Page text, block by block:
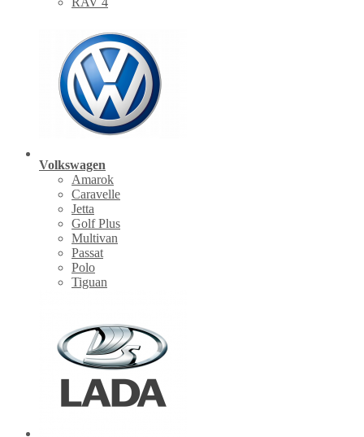
Volkswagen
Amarok
Caravelle
Jetta
Golf Plus
Multivan
Passat
Polo
Tiguan